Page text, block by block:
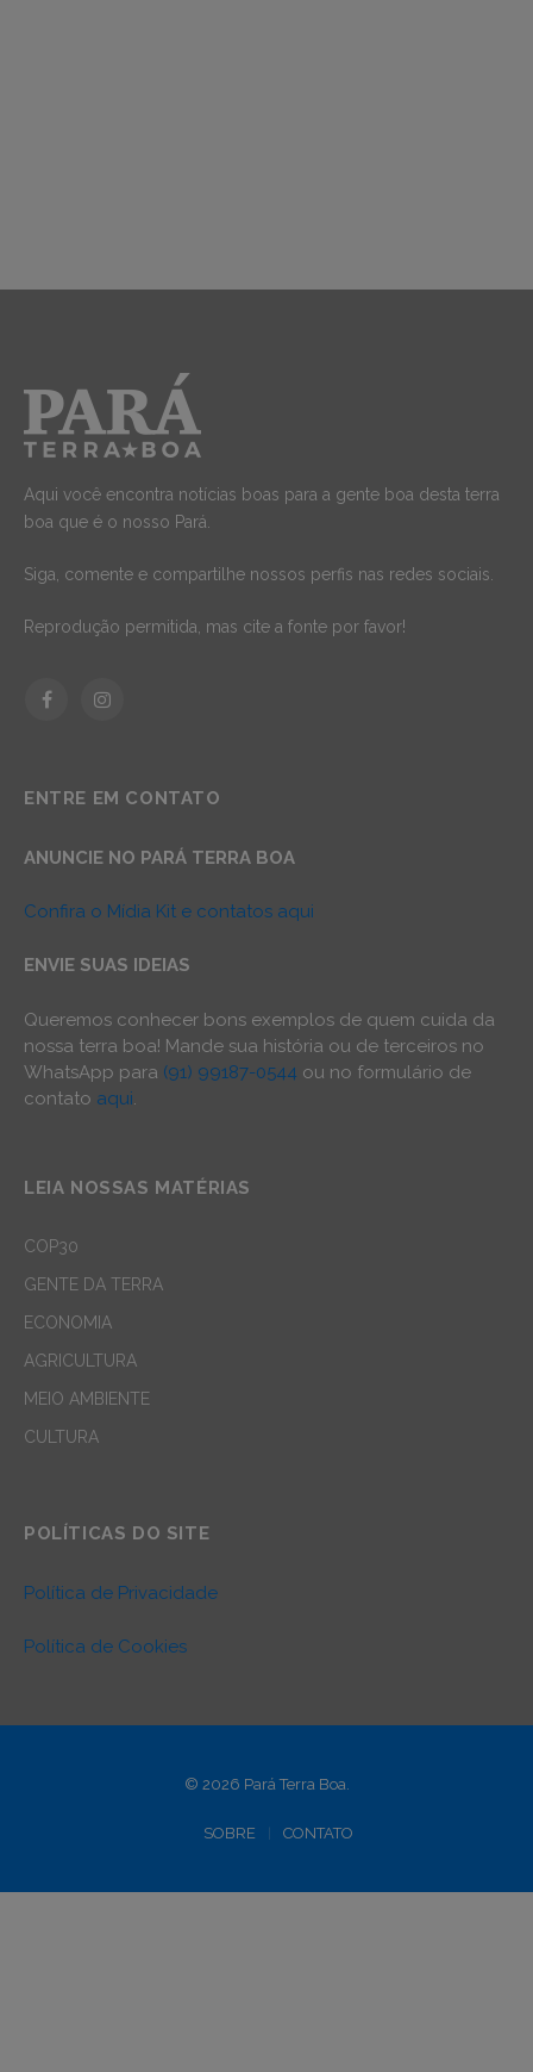
Aqui você encontra notícias boas para a gente boa desta terra
boa que é o nosso Pará.
Siga, comente e compartilhe nossos perfis nas redes sociais.
Reprodução permitida, mas cite a fonte por favor!
FacebookInstagram
ENTRE EM CONTATO
ANUNCIE NO PARÁ TERRA BOA
Confira o Mídia Kit e contatos aqui
ENVIE SUAS IDEIAS
Queremos conhecer bons exemplos de quem cuida da
nossa terra boa! Mande sua história ou de terceiros no
WhatsApp para (91) 99187-0544 ou no formulário de
contato aqui
LEIA NOSSAS MATÉRIAS
COP30
GENTE DA TERRA
ECONOMIA
AGRICULTURA
MEIO AMBIENTE
CULTURA
POLÍTICAS DO SITE
Política de Privacidade
Política de Cookies
© 2026 Pará Terra Boa.
SOBRE CONTATO